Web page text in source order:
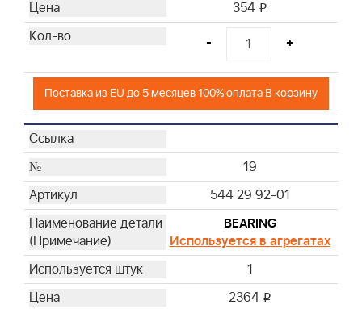
354 i
- +
Поставка из EU до 5 месяцев 100% оплата В корзину
19
544 29 92-01
BEARING
Используется в агрегатах
1
2364 i